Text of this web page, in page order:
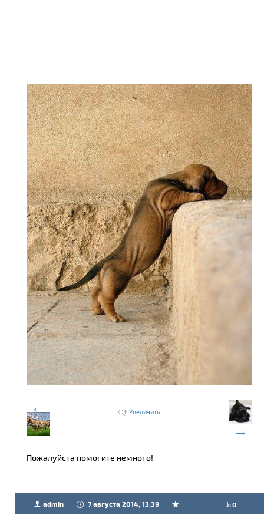
→
Увеличить
←
Пожалуйста помогите немного!
admin 7 августа 2014, 13:39 0